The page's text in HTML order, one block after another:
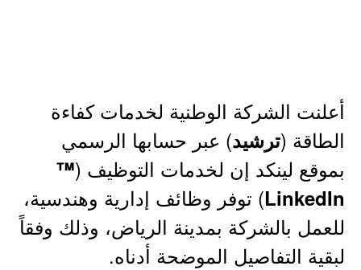
أعلنت الشركة الوطنية لخدمات كفاءة
الطاقة (ترشيد) عبر حسابها الرسمي
بموقع لينكد إن لخدمات التوظيف (™
LinkedIn) توفر وظائف إدارية وهندسية،
للعمل بالشركة بمدينة الرياض، وذلك وفقاً
لبقية التفاصيل الموضحة أدناه.